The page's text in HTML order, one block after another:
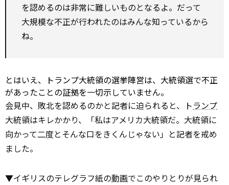
を認めるのは非常に難しいものとなるよ。だって
大規模な不正が行われたのはみんな知っているから
ね。
とはいえ、トランプ大統領の選挙陣営は、大統領選で不正
があったことの証拠を一切示していません。
会見中、敗北を認めるのかと記者に迫られると、トランプ
大統領はキレかかり、「私はアメリカ大統領だ。大統領に
向かって二度とそんな口をきくんじゃない」と記者を戒め
ました。
▼イギリスのテレグラフ紙の動画でこのやりとりが見られ